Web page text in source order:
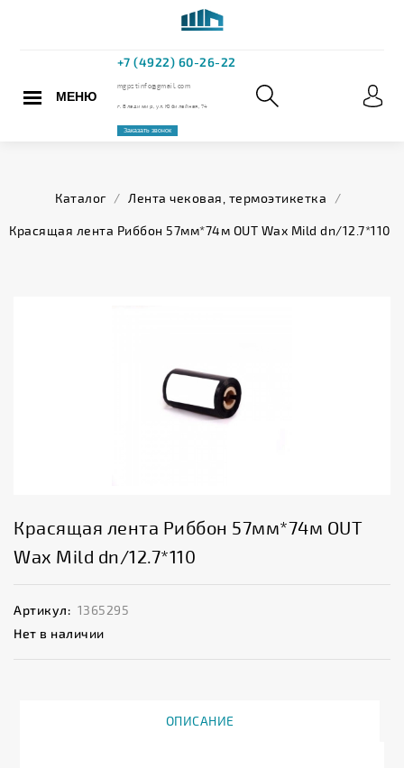
МЕНЮ
Каталог / Лента чековая, термоэтикетка /
Красящая лента Риббон 57мм*74м OUT Wax Mild dn/12.7*110
Красящая лента Риббон 57мм*74м OUT
Wax Mild dn/12.7*110
Артикул: 1365295
Нет в наличии
ОПИСАНИЕ